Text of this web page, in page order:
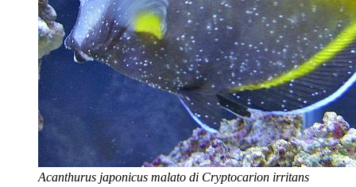
Acanthurus japonicus malato di Cryptocarion irritans